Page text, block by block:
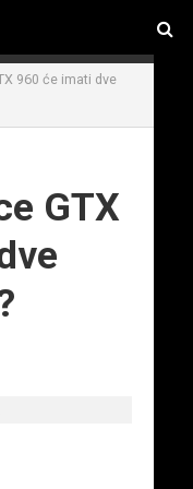
960 će imati dve
GTX